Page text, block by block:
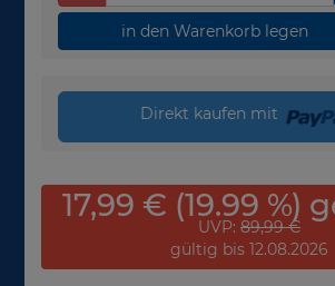
in den Warenkorb legen
Direkt kaufen mit
17,99 € (19.99 %)
UVP: 89,99 €
gültig bis 12.08.2026